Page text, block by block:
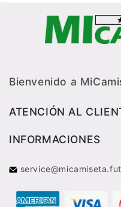
Bienvenido a
ATENCIÓN AL
INFORMACIONES